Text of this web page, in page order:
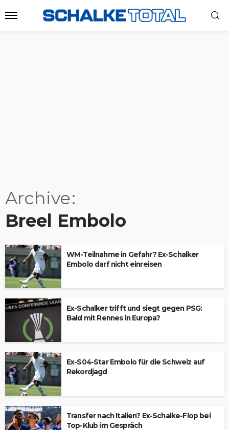
Archive
Breel Embolo
WM-Teilnahme in Gefahr? Ex-Schalker
Embolo darf nicht einreisen
Ex-Schalker trifft und siegt gegen PSG:
Bald mit Rennes in Europa?
Ex-S04-Star Embolo für die Schweiz auf
Rekordjagd
Transfer nach Italien? Ex-Schalke-Flop bei
Top-Klub im Gespräch